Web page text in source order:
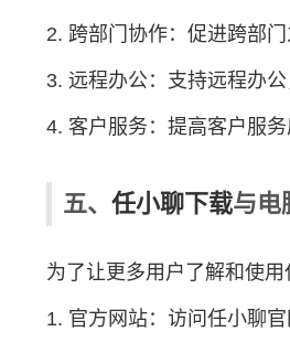
2. 跨部门协作：促进跨部
3. 远程办公：支持远程办
4. 客户服务：提高客户服务
五、 任小聊下载与电
为了让更多用户了解和使
1. 官方网站：访问任小聊官